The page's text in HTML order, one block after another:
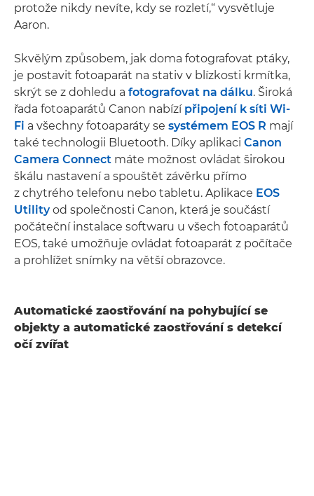
protože nikdy nevíte, kdy se rozletí,“ vysvětluje
Aaron.
Skvělým způsobem, jak doma fotografovat ptáky,
je postavit fotoaparát na stativ v blízkosti krmítka,
skrýt se z dohledu a fotografovat na dálku. Široká
řada fotoaparátů Canon nabízí připojení k síti Wi-
Fi a všechny fotoaparáty se systémem EOS R mají
také technologii Bluetooth. Díky aplikaci Canon
Camera Connect máte možnost ovládat širokou
škálu nastavení a spouštět závěrku přímo
z chytrého telefonu nebo tabletu. Aplikace EOS
Utilityod společnosti Canon, která je součástí
počáteční instalace softwaru u všech fotoaparátů
EOS, také umožňuje ovládat fotoaparát z počítače
a prohlížet snímky na větší obrazovce.
Automatické zaostřování na pohybující se
objekty a automatické zaostřování s detekcí
očí zvířat